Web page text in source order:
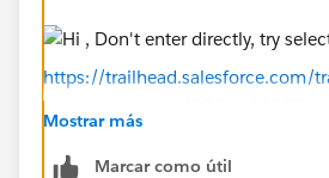
https://trailhead.salesforce.com/
community/feed/
Mostrar más
Marcar como útil